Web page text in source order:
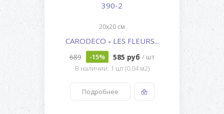
390-2
20x20 см
CARODECO - LES FLEURS...
689 -15% 585 руб / шт
В наличии: 1 шт (0.04 м2)
Подробнее